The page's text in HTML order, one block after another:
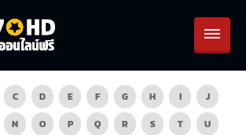
C D E F G H I
J
N O P Q R S T
U